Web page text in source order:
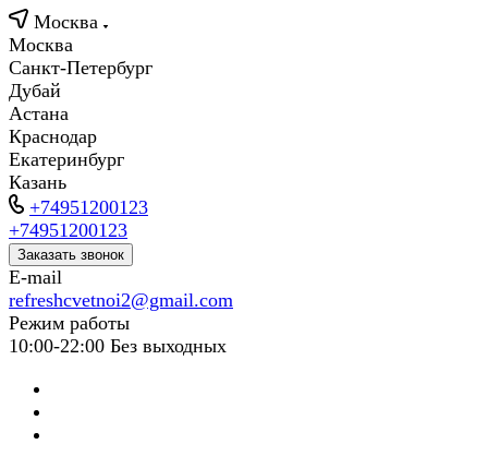
Москва
Москва
Санкт-Петербург
Дубай
Астана
Краснодар
Екатеринбург
Казань
+74951200123
+74951200123
Заказать звонок
E-mail
refreshcvetnoi2@gmail.com
Режим работы
10:00-22:00 Без выходных